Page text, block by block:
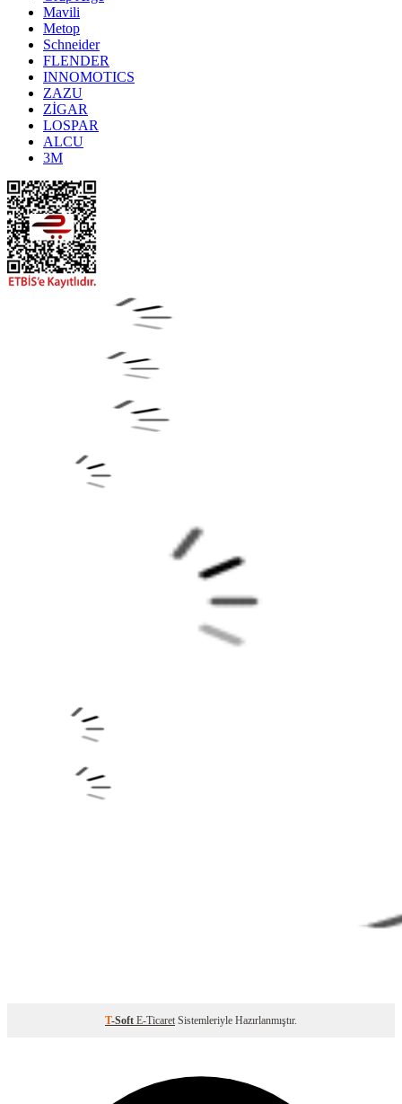
Mavili
Metop
Schneider
FLENDER
INNOMOTICS
ZAZU
ZİGAR
LOSPAR
ALCU
3M
T-Soft E-Ticaret Sistemleriyle Hazırlanmıştır.